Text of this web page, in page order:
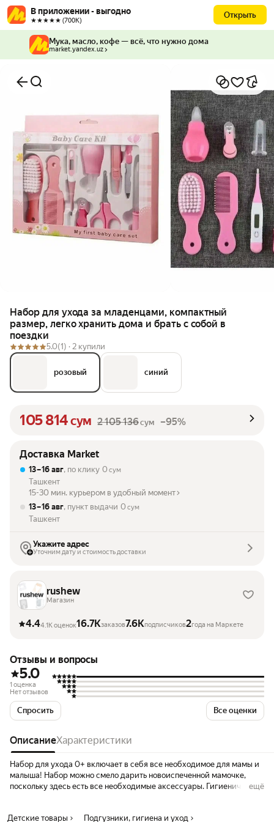
В приложении - выгодно
★★★★★ (700К)
Открыть
Мука, масло, кофе — всё, что нужно дома
market.yandex.uz
Набор для ухода за младенцами, компактный
размер, легко хранить дома и брать с собой в
поездки
5.0(1) · 2 купили
розовый синий
105 814сум 2 105 136сум –95%
Доставка Market
13 – 16 авг, по клику 0 сум
Ташкент
15-30 мин. курьером в удобный момент
13 – 16 авг, пункт выдачи 0 сум
Ташкент
Укажите адрес
Уточним дату и стоимость доставки
rushew
Магазин
4.44.1K оценок16.7Kзаказов7.6Kподписчиков2года на Маркете
Отзывы и вопросы
5.0
1 оценка
Нет отзывов
Спросить Все оценки
ОписаниеХарактеристики
Набор для ухода 0+ включает в себя все необходимое для мамы и
малыша! Набор можно смело дарить новоиспеченной мамочке,
поскольку здесь есть все необходимые аксессуары. Гигиенический
безопасными лезвиями, у вас больше не возникнет проблем с тем,
ещё
Детские товары Подгузники, гигиена и уход